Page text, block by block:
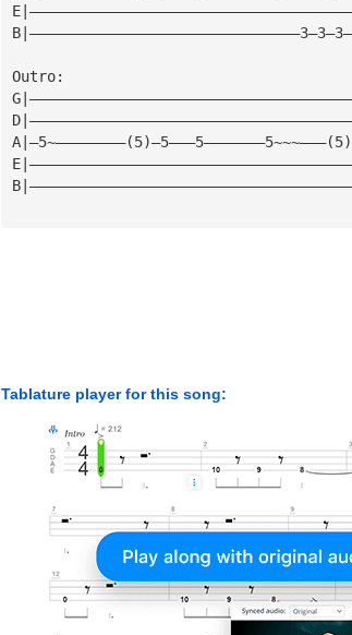
Outro:
Tablature player for this song: